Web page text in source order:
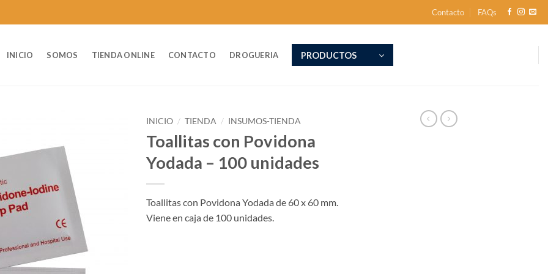
Contacto FAQs
INICIO SOMOS TIENDA ONLINE CONTACTO DROGUERIA PRODUCTOS
INICIO / TIENDA / INSUMOS-TIENDA
Toallitas con Povidona
Yodada – 100 unidades
Toallitas con Povidona Yodada de 60 x 60 mm.
Viene en caja de 100 unidades.